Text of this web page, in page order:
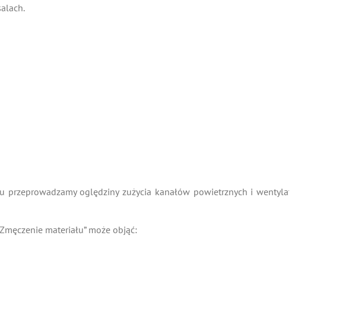
oględziny zużycia kanałów powietrznych i wentylatorów.
materiału” może objąć: